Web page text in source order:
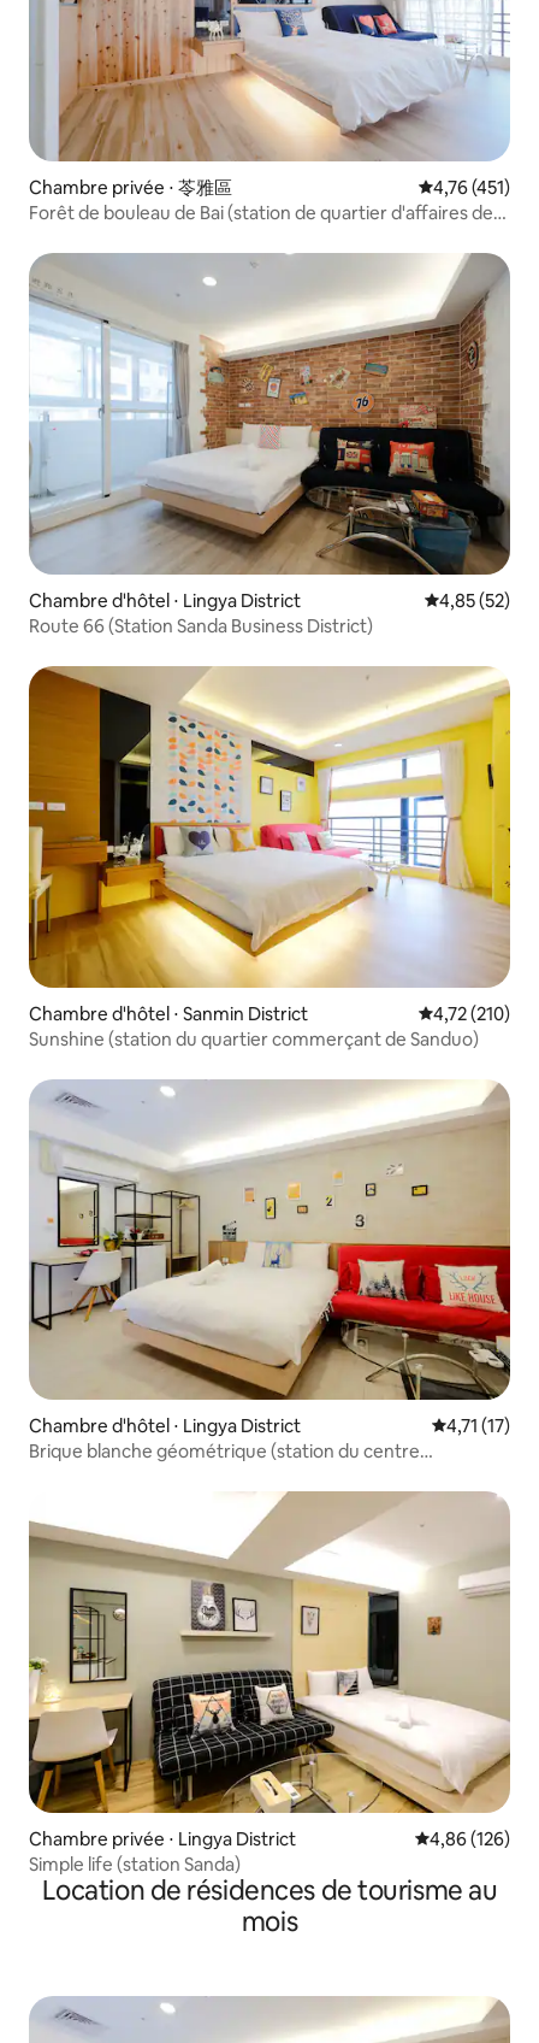
Chambre privée ⋅ 苓雅區 Évaluation
4,76 (451)
Forêt de bouleau de Bai (station de quartier d'affaires de
Chambre d'hôtel ⋅ Lingya District Évaluation
4,85 (52)
Route 66 (Station Sanda Business District)
Chambre d'hôtel ⋅ Sanmin District Évaluation
4,72 (210)
Sunshine (station du quartier commerçant de Sanduo)
Chambre d'hôtel ⋅ Lingya District Évaluation
4,71 (17)
Brique blanche géométrique (station du centre
Chambre privée ⋅ Lingya District Évaluation
4,86 (126)
Simple life (station Sanda)
Location de résidences de tourisme au
mois